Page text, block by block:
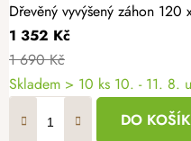
Dřevěný vyvýšený záhon
1 352 Kč
1 690 Kč
Skladem > 10 ks 10. - 11. 8.
DO